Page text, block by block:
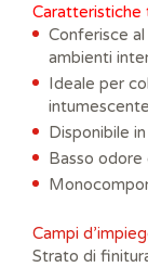
Caratteristiche
Conferisce
ambienti
Ideale per
Disponibile
Basso
Campi
Strato di